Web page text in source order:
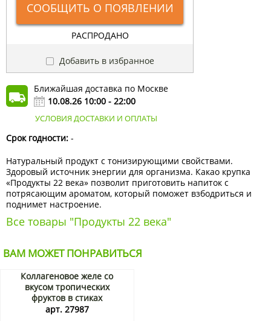
СООБЩИТЬ О ПОЯВЛЕНИИ
РАСПРОДАНО
Добавить в избранное
Ближайшая доставка по Москве
10.08.26 10:00 - 22:00
УСЛОВИЯ ДОСТАВКИ И ОПЛАТЫ
Срок годности: -
Натуральный продукт с тонизирующими свойствами.
Здоровый источник энергии для организма. Какао крупка
«Продукты 22 века» позволит приготовить напиток с
потрясающим ароматом, который поможет взбодриться и
поднимет настроение.
Все товары "Продукты 22 века"
ВАМ МОЖЕТ ПОНРАВИТЬСЯ
Коллагеновое желе со
вкусом тропических
фруктов в стиках
Фрешбел/Freshbell, Корея,
арт. 27987